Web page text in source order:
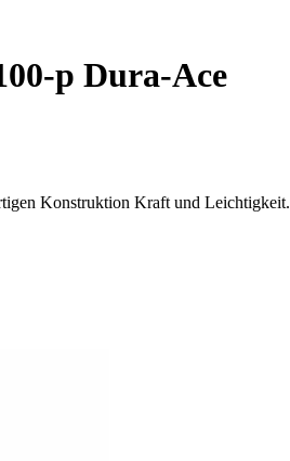
p Dura-Ace
Konstruktion Kraft und Leichtigkeit.